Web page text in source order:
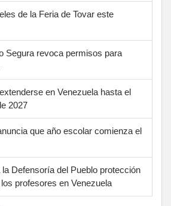
de la Feria de Tovar este
Segura revoca permisos para
extenderse en Venezuela hasta el
2027
que año escolar comienza el
la Defensoría del Pueblo protección
profesores en Venezuela